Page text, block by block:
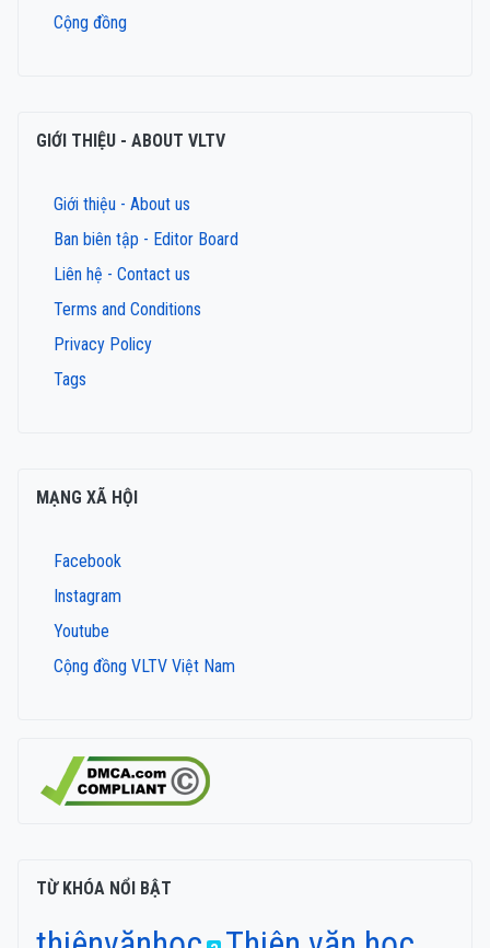
Cộng đồng
GIỚI THIỆU - ABOUT VLTV
Giới thiệu - About us
Ban biên tập - Editor Board
Liên hệ - Contact us
Terms and Conditions
Privacy Policy
Tags
MẠNG XÃ HỘI
Facebook
Instagram
Youtube
Cộng đồng VLTV Việt Nam
TỪ KHÓA NỔI BẬT